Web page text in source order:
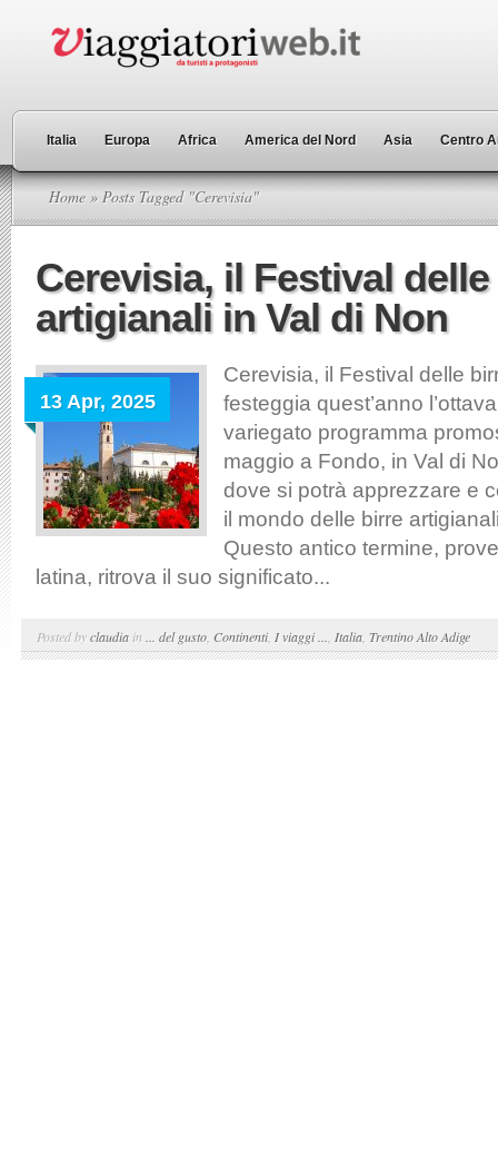
Italia Europa Africa America del Nord Asia Centro
Home » Posts Tagged "Cerevisia"
Cerevisia, il Festival
artigianali in Val di Non
13 Apr, 2025
Cerevisia, il Festival delle
festeggia quest’anno
variegato programma
maggio a Fondo, in Val di
dove si potrà apprezzare e
il mondo delle birre
Questo antico termine,
latina, ritrova il suo significato...
Posted byclaudia in ... del gusto Continenti, I viaggi ... Italia Trentino Alto Adige